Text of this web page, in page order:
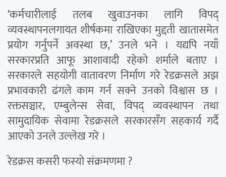
‘कर्मचारीलाई तलब खुवाउनका लागि विपद्
व्यवस्थापनलगायत शीर्षकमा राखिएका मुद्दती खातासमेत
प्रयोग गर्नुपर्ने अवस्था छ,’ उनले भने । यद्यपि नयाँ
सरकारप्रति आफू आशावादी रहेको शर्माले बताए ।
सरकारले सहयोगी वातावरण निर्माण गरे रेडक्रसले अझ
प्रभावकारी ढंगले काम गर्न सक्ने उनको विश्वास छ ।
रक्तसञ्चार, एम्बुलेन्स सेवा, विपद् व्यवस्थापन तथा
सामुदायिक सेवामा रेडक्रसले सरकारसँग सहकार्य गर्दै
आएको उनले उल्लेख गरे ।
रेडक्रस कसरी फस्यो संक्रमणमा ?